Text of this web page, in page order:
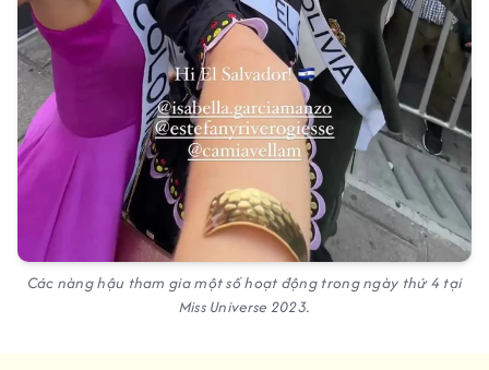
Các nàng hậu tham gia một số hoạt động trong ngày thứ 4 tại
Miss Universe 2023.